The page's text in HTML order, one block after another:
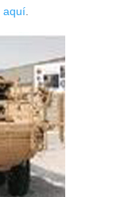
aquí.